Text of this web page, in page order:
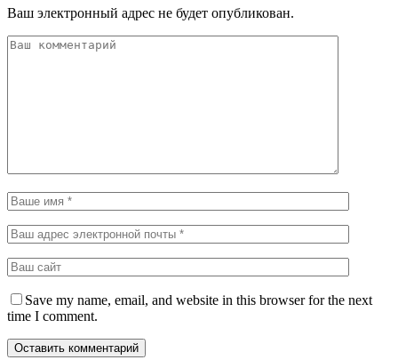
Ваш электронный адрес не будет опубликован.
Save my name, email, and website in this browser for the next
time I comment.